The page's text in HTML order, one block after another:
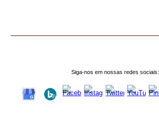
Siga-nos em nossas redes sociais: